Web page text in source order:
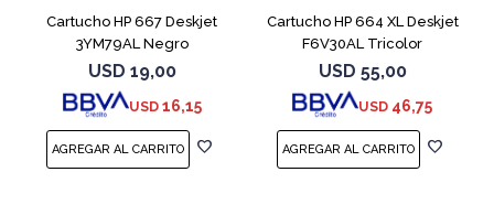
Cartucho HP 667 Deskjet
3YM79AL Negro
USD 19,00
USD 16,15
Cartucho HP 664 XL Deskjet
F6V30AL Tricolor
USD 55,00
USD 46,75